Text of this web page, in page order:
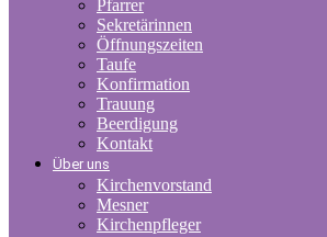
Pfarrer
Sekretärinnen
Öffnungszeiten
Taufe
Konfirmation
Trauung
Beerdigung
Kontakt
Über uns
Kirchenvorstand
Mesner
Kirchenpfleger